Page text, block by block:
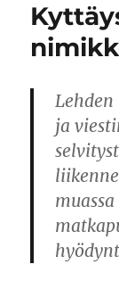
ja